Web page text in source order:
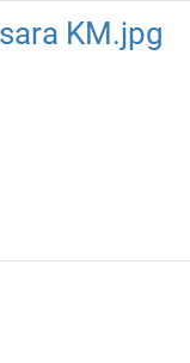
KM.jpg